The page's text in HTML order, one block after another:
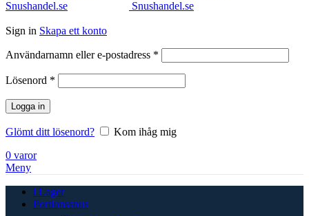
Sign in Skapa ett konto
Användarnamn eller e-postadress *
Lösenord *
Logga in
Glömt ditt lösenord?
Kom ihåg mig
0 varor
Meny
i Lager
Portionssnus